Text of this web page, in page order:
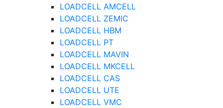
LOADCELL AMCELL
LOADCELL ZEMIC
LOADCELL HBM
LOADCELL PT
LOADCELL MAVIN
LOADCELL MKCELL
LOADCELL CAS
LOADCELL UTE
LOADCELL VMC